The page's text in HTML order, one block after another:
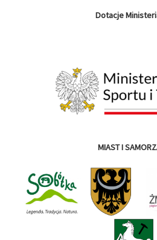
Dotacje
MIAST I